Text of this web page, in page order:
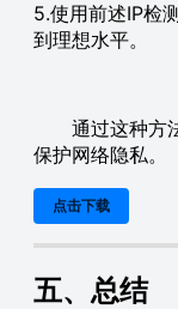
5.使用前述IP检
到理想水平。
通过这种方法
保护网络隐私。
点击下载
五、总结